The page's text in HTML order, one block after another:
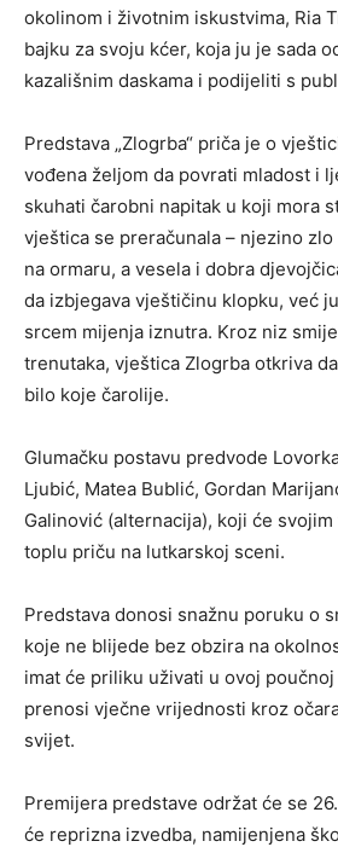
okolinom i životnim iskustvima, Ria
bajku za svoju kćer, koja ju je sada
kazališnim daskama i podijeliti s
Predstava „Zlogrba“ priča je o
vođena željom da povrati mladost i
skuhati čarobni napitak u koji mora
vještica se preračunala – njezino
na ormaru, a vesela i dobra
da izbjegava vještičinu klopku, već
srcem mijenja iznutra. Kroz niz
trenutaka, vještica Zlogrba otkriva
bilo koje čarolije.
Glumačku postavu predvode
Ljubić, Matea Bublić, Gordan
Galinović (alternacija), koji će
toplu priču na lutkarskoj sceni.
Predstava donosi snažnu poruku o
koje ne blijede bez obzira na
imat će priliku uživati u ovoj
prenosi vječne vrijednosti kroz
svijet.
Premijera predstave održat će se
će reprizna izvedba, namijenjena